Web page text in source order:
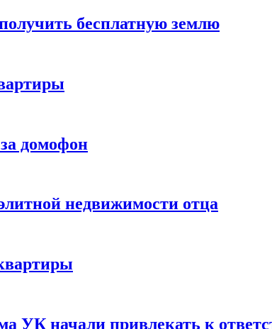
бесплатную землю
домофон
недвижимости отца
УК начали привлекать к